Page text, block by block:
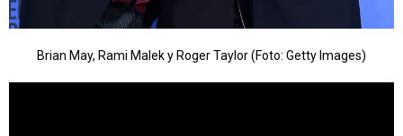
Brian May, Rami Malek y Roger Taylor (Foto: Getty Images)